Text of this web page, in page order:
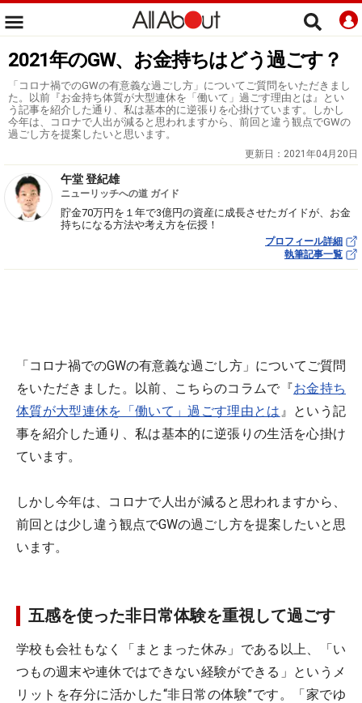
2021年のGW、お金持ちはどう過ごす？
「コロナ禍でのGWの有意義な過ごし方」についてご質問をいただきまし
た。以前『お金持ち体質が大型連休を「働いて」過ごす理由とは』とい
う記事を紹介した通り、私は基本的に逆張りを心掛けています。しかし
今年は、コロナで人出が減ると思われますから、前回と違う観点でGWの
過ごし方を提案したいと思います。
更新日： 2021年04月20日
午堂 登紀雄
ニューリッチへの道 ガイド
貯金70万円を１年で3億円の資産に成長させたガイドが、お金
持ちになる方法や考え方を伝授！
プロフィール詳細
執筆記事一覧
「コロナ禍でのGWの有意義な過ごし方」についてご質問
をいただきました。以前、こちらのコラムで『お金持ち
体質が大型連休を「働いて」過ごす理由とは 』という記
事を紹介した通り、私は基本的に逆張りの生活を心掛け
ています。
しかし今年は、コロナで人出が減ると思われますから、
前回とは少し違う観点でGWの過ごし方を提案したいと思
います。
五感を使った非日常体験を重視して過ごす
学校も会社もなく「まとまった休み」である以上、「い
つもの週末や連休ではできない経験ができる」というメ
リットを存分に活かした“非日常の体験”です。「家でゆ